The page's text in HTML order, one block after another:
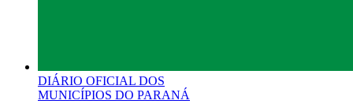
DIÁRIO OFICIAL DOS
MUNICÍPIOS DO PARANÁ